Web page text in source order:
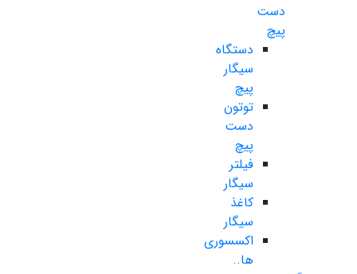
دست
پیچ
دستگاه
سیگار
پیچ
توتون
دست
پیچ
فیلتر
سیگار
کاغذ
سیگار
اکسسوری
ها..